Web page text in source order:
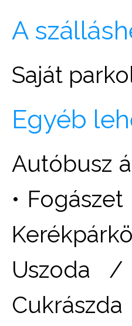
A
Saját
Egyéb
Autóbusz
•
Uszoda /